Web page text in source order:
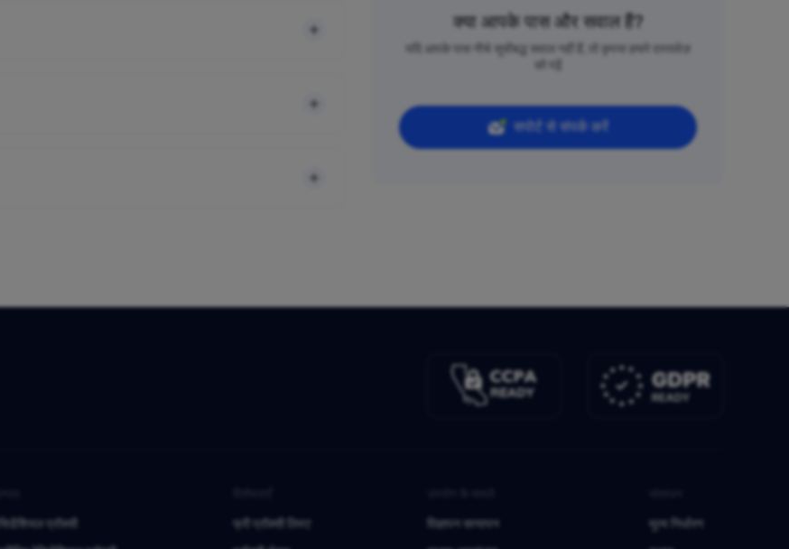
क्या आपके पास और सवाल हैं?
यदि आपके पास नीचे सूचीबद्ध सवाल नहीं हैं, तो कृपया हमारे दस्तावेज़
सपोर्ट से संपर्क करें
प्रॉक्सी
फ्री प्रॉक्सी लिस्ट
विज्ञापन सत्यापन
मूल्य निर्धारण